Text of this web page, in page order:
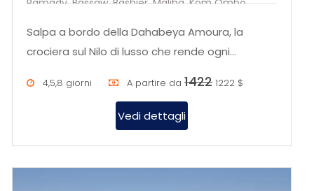
Ramady, Bassaw, Bashier, Maliha, Kom Ombo,
Salpa a bordo della Dahabeya Amoura, la
crociera sul Nilo di lusso che rende ogni
4,5,8 giorni A partire da 1422 1222 $
Vedi dettagli